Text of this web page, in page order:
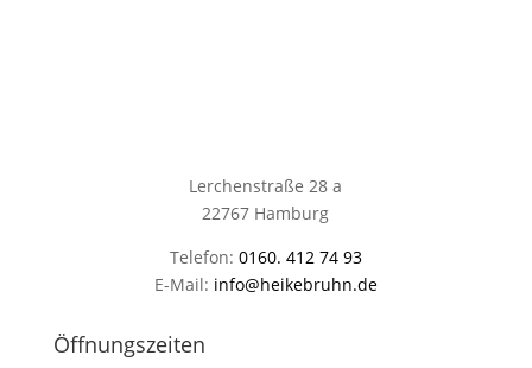
Lerchenstraße 28 a
22767 Hamburg
Telefon: 0160. 412 74 93
E-Mail: info@heikebruhn.de
Öffnungszeiten